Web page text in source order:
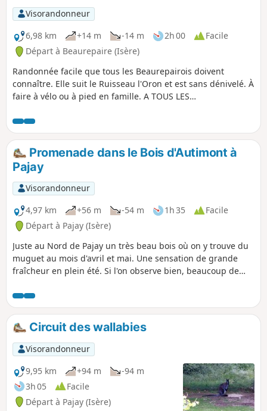
Visorandonneur
6,98 km
+14 m -14 m 2h 00
Facile
Départ à Beaurepaire (Isère)
Randonnée facile que tous les Beaurepairois doivent
connaître. Elle suit le Ruisseau l'Oron et est sans dénivelé. À
faire à vélo ou à pied en famille. A TOUS LES
vous pouvez mettre des photos en indiquant l'emplacement
sur le circuit.
Promenade dans le Bois d'Autimont à
Pajay
Visorandonneur
4,97 km
+56 m -54 m 1h 35
Facile
Départ à Pajay (Isère)
Juste au Nord de Pajay un très beau bois où on y trouve du
muguet au mois d'avril et mai. Une sensation de grande
fraîcheur en plein été. Si l'on observe bien, beaucoup de
narines pour les odeurs toujours différentes selon les
saisons. Appréciez la nature sauvage. À tous(tes) les
randonneurs(ses) qui parcourent mes randonnées vous
pouvez mettre des photos en indiquant l'emplacement sur
le circuit.
Circuit des wallabies
Visorandonneur
9,95 km
+94 m
-94 m
3h 05
Facile
Départ à Pajay (Isère)